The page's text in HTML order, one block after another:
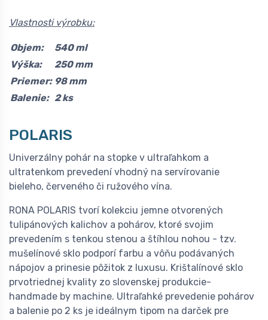
Vlastnosti výrobku:
Objem:
540 ml
Výška:
250 mm
Priemer: 98 mm
Balenie: 2 ks
POLARIS
Univerzálny pohár na stopke v ultraľahkom a
ultratenkom prevedení vhodný na servírovanie
bieleho, červeného či ružového vína.
RONA POLARIS tvorí kolekciu jemne otvorených
tulipánových kalichov a pohárov, ktoré svojim
prevedením s tenkou stenou a štíhlou nohou - tzv.
mušelínové sklo podporí farbu a vôňu podávaných
nápojov a prinesie pôžitok z luxusu. Krištalínové sklo
prvotriednej kvality zo slovenskej produkcie-
handmade by machine. Ultraľahké prevedenie pohárov
a balenie po 2 ks je ideálnym tipom na darček pre